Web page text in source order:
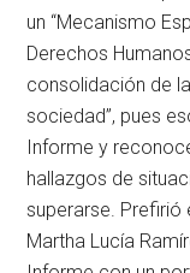
un “Mecanismo
Derechos
consolidación de
sociedad”, pues
Informe y
hallazgos de
superarse. Prefirió
Martha Lucía